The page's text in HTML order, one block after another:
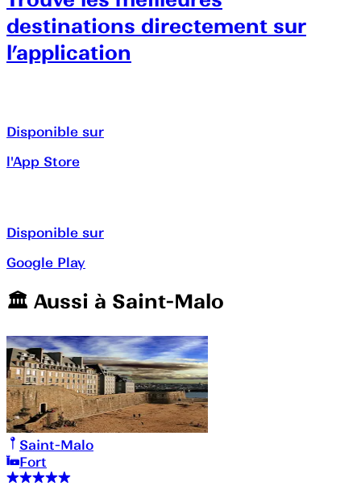
destinations directement sur
l’application
Disponible sur
l'App Store
Disponible sur
Google Play
🏛️️ Aussi à Saint-Malo
Saint-Malo
Fort